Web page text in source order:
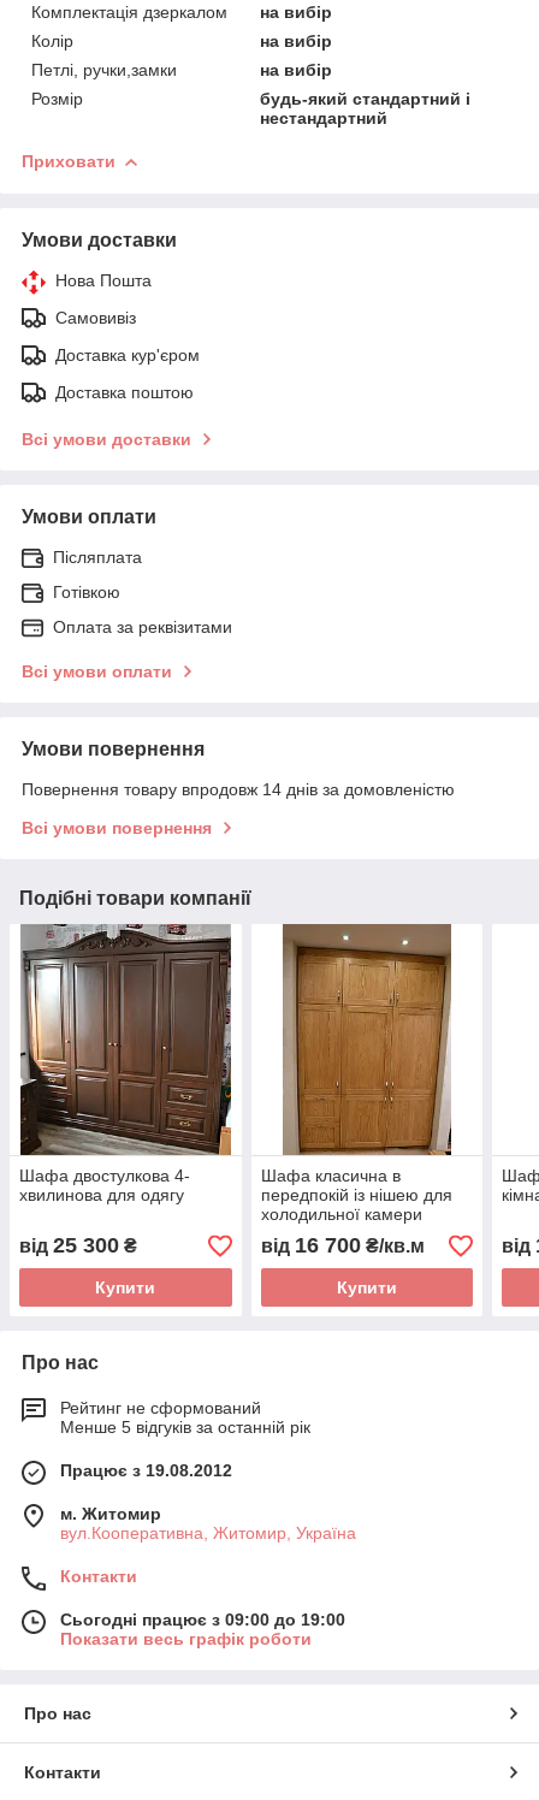
Комплектація дзеркалом
на вибір
Колір
на вибір
Петлі, ручки,замки
на вибір
Розмір
будь-який стандартний і
нестандартний
Приховати
Умови доставки
Нова Пошта
Самовивіз
Доставка кур'єром
Доставка поштою
Всі умови доставки
Умови оплати
Післяплата
Готівкою
Оплата за реквізитами
Всі умови оплати
Умови повернення
Повернення товару впродовж 14 днів за домовленістю
Всі умови повернення
Подібні товари компанії
Шафа двостулкова 4-
хвилинова для одягу
від 25 300 ₴
Купити
Шафа класична в
передпокій із нішею для
холодильної камери
від 16 700₴/кв.м
Купити
від
Про нас
Рейтинг не сформований
Менше 5 відгуків за останній рік
Працює з 19.08.2012
м. Житомир
вул.Кооперативна, Житомир, Україна
Контакти
Сьогодні працює з 09:00 до 19:00
Показати весь графік роботи
Про нас
Контакти